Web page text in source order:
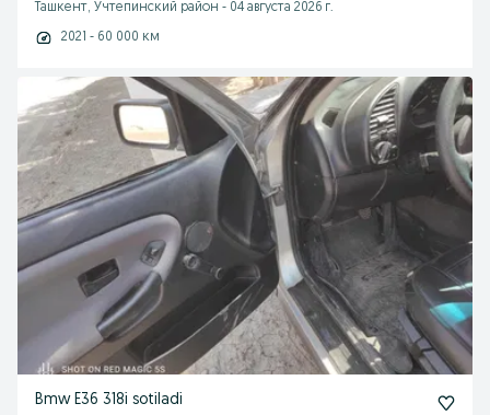
Ташкент, Учтепинский район - 04 августа 2026 г.
2021 - 60 000 км
Bmw E36 318i sotiladi